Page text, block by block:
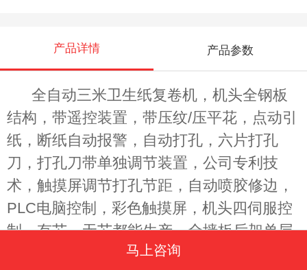
产品详情 产品参数
全自动三米卫生纸复卷机， 机头全钢板
结构，带遥控装置，带压纹/压平花，点动引
纸，断纸自动报警，自动打孔，六片打孔
刀，打孔刀带单独调节装置，公司专利技
术，触摸屏调节打孔节距，自动喷胶修边，
PLC电脑控制，彩色触摸屏，机头四伺服控
制，有芯，无芯都能生产，全墙板后架单层
双排传送带，气动上纸，伺服电机控制，搭
马上咨询